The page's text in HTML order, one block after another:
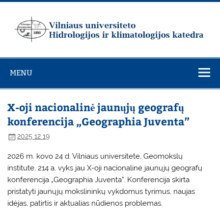
Skip
universiteto
Hidrologijos ir
klimatologijos
katedra
MENU
X-oji nacionalinė jaunųjų geografų
konferencija „Geographia Juventa”
2025 12 19
2026 m. kovo 24 d. Vilniaus universitete, Geomokslų
institute, 214 a. vyks jau X-oji nacionalinė jaunųjų geografų
konferencija „Geographia Juventa”. Konferencija skirta
pristatyti jaunųjų mokslininkų vykdomus tyrimus, naujas
idėjas, patirtis ir aktualias nūdienos problemas.